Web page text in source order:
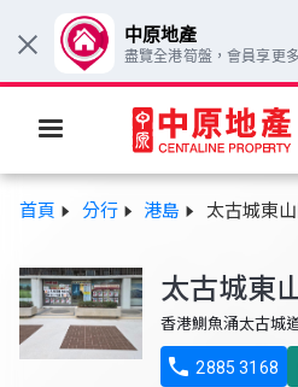
首頁 分行 港島 太古城東
太古城東
香港鰂魚涌太古城
 2885 3168
× 中原地產
盡覽全港筍盤，會員享更